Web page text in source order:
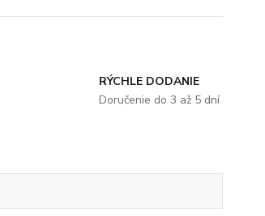
RÝCHLE DODANIE
Doručenie do 3 až 5 dní